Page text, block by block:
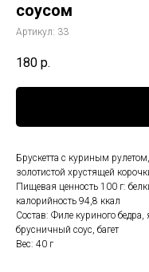
соусом
Артикул: 33
180 р.
Брускетта с куриным
золотистой хрустящей
Пищевая ценность 100 г:
калорийность 94,8 ккал
Состав: Филе куриного бедра,
брусничный соус, багет
Вес: 40 г